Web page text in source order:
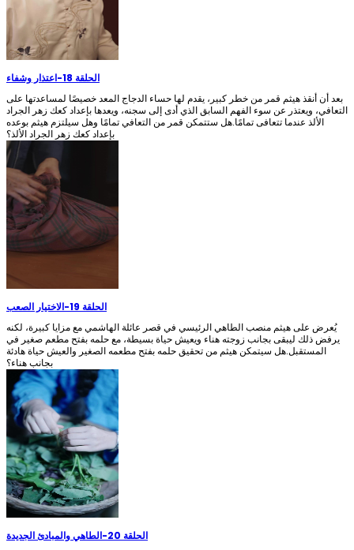
الحلقة 18 -اعتذار وشفاء
بعد أن أنقذ هيثم قمر من خطر كبير، يقدم لها حساء الدجاج المعد خصيصًا لمساعدتها على
التعافي، ويعتذر عن سوء الفهم السابق الذي أدى إلى سجنه، ويعدها بإعداد كعك زهر الجراد
الألذ عندما تتعافى تمامًا.هل ستتمكن قمر من التعافي تمامًا وهل سيلتزم هيثم بوعده
بإعداد كعك زهر الجراد الألذ؟
الحلقة 19 -الاختيار الصعب
يُعرض على هيثم منصب الطاهي الرئيسي في قصر عائلة الهاشمي مع مزايا كبيرة، لكنه
يرفض ذلك ليبقى بجانب زوجته هناء ويعيش حياة بسيطة، مع حلمه بفتح مطعم صغير في
المستقبل.هل سيتمكن هيثم من تحقيق حلمه بفتح مطعمه الصغير والعيش حياة هادئة
بجانب هناء؟
الحلقة 20 -الطاهي والمبادئ الجديدة